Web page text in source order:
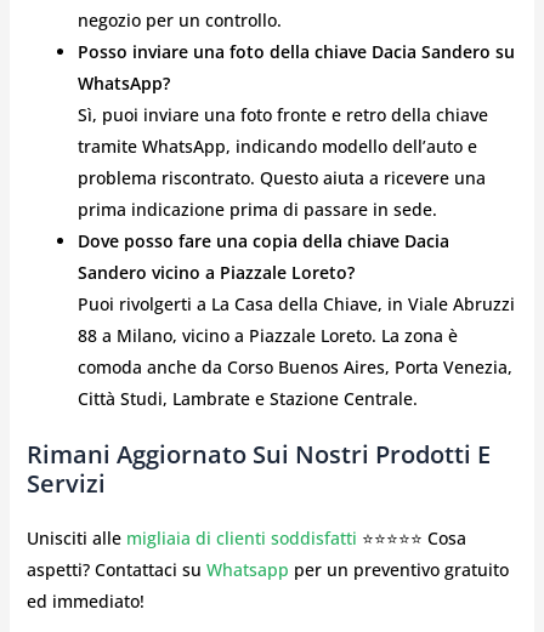
negozio per un controllo.
Posso inviare una foto della chiave Dacia Sandero su
WhatsApp?
Sì, puoi inviare una foto fronte e retro della chiave
tramite WhatsApp, indicando modello dell’auto e
problema riscontrato. Questo aiuta a ricevere una
prima indicazione prima di passare in sede.
Dove posso fare una copia della chiave Dacia
Sandero vicino a Piazzale Loreto?
Puoi rivolgerti a La Casa della Chiave, in Viale Abruzzi
88 a Milano, vicino a Piazzale Loreto. La zona è
comoda anche da Corso Buenos Aires, Porta Venezia,
Città Studi, Lambrate e Stazione Centrale.
Rimani Aggiornato Sui Nostri Prodotti E
Servizi
Unisciti alle migliaia di clienti soddisfatti ⭐⭐⭐⭐⭐ Cosa
aspetti? Contattaci su Whatsapp per un preventivo gratuito
ed immediato!